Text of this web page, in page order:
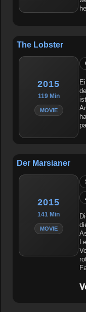
The Lobster
2015
119 Min
MOVIE
Der Marsianer
2015
141 Min
MOVIE